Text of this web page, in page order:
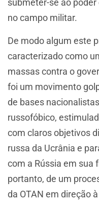
submeter-se ao
no campo militar.
De modo algum este
caracterizado como
massas contra o
foi um movimento
de bases
russofóbico,
com claros objetivos
russa da Ucrânia e
com a Rússia em sua
portanto, de um
da OTAN em direção